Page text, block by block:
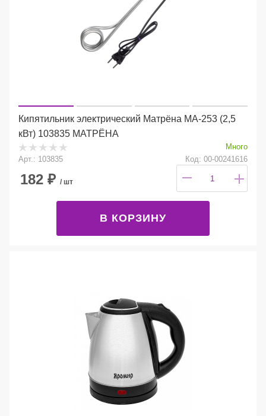
Кипятильник электрический Матрёна МА-253 (2,5
кВт) 103835 МАТРЁНА
Много
Арт.: 103835
Код: 00-00241616
182 ₽ / шт
В КОРЗИНУ